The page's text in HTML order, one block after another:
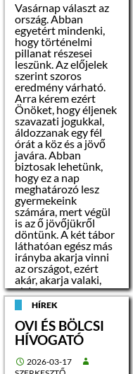
Az ingatlant a
Szécsény 11 hrsz-ú
ingatlant illető
átjárási szolgalmi jog
terheli.
A 11 hrsz-ú
lakóingatlan műszaki
állapota:
–
komfort fokozata:
komfortos
–
elektromos hálózat:
külön mérővel,
220V/10A,
– belső falfelületek:
festettek
– alapozás: sávalap
– vázszerkezet: tégla
– nyílászárók: fa
Vasárnap választ az
ország. Abban
egyetért mindenki,
hogy történelmi
pillanat részesei
leszünk. Az előjelek
szerint szoros
eredmény várható.
Arra kérem ezért
Önöket, hogy éljenek
szavazati jogukkal,
áldozzanak egy fél
órát a köz és a jövő
javára. Abban
biztosak lehetünk,
hogy ez a nap
meghatározó lesz
gyermekeink
számára, mert végül
is az ő jövőjükről
döntünk. A két tábor
láthatóan egész más
irányba akarja vinni
az országot, ezért
akár, akarja valaki,
akár nem, a
távolmaradás is
szavazatnak fog
számítani, vagy az
egyik, vagy a másik
oldal számára. És
akkor már ne mások
döntsenek
HÍREK
OVI ÉS BÖLCSI
HÍVOGATÓ
2026-03-17